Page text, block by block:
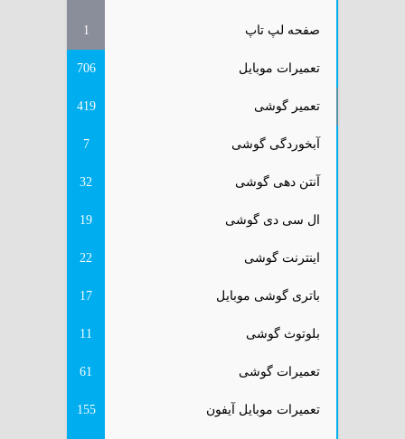
صفحه لپ تاپ 1
تعمیرات موبایل 706
تعمیر گوشی 419
آبخوردگی گوشی 7
آنتن دهی گوشی 32
ال سی دی گوشی 19
اینترنت گوشی 22
باتری گوشی موبایل 17
بلوتوث گوشی 11
تعمیرات گوشی 61
تعمیرات موبایل آیفون 155